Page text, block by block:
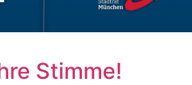
Stimme!